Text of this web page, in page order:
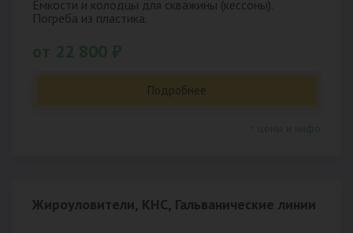
Емкости и колодцы для скважины (кессоны).
Погреба из пластика.
Подробнее
Жироуловители, КНС, Гальванические линии